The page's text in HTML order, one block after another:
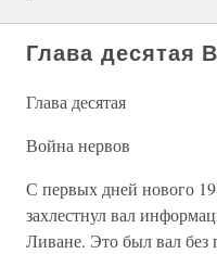
Глава десятая
Глава десятая
Война нервов
С первых дней нового
захлестнул вал
Ливане. Это был вал без